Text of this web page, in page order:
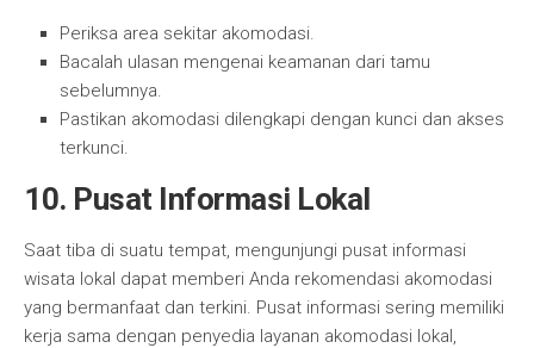
Periksa area sekitar akomodasi.
Bacalah ulasan mengenai keamanan dari tamu
sebelumnya.
Pastikan akomodasi dilengkapi dengan kunci dan akses
terkunci.
10. Pusat Informasi Lokal
Saat tiba di suatu tempat, mengunjungi pusat informasi
wisata lokal dapat memberi Anda rekomendasi akomodasi
yang bermanfaat dan terkini. Pusat informasi sering memiliki
kerja sama dengan penyedia layanan akomodasi lokal,